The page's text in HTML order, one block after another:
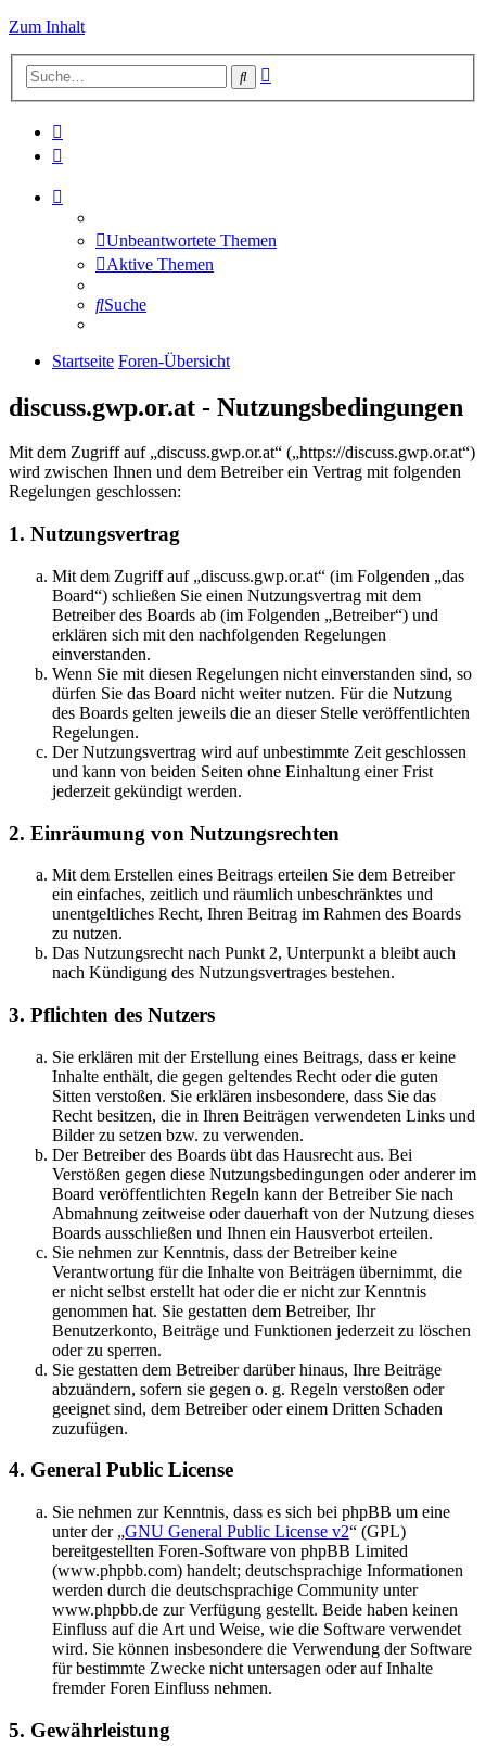
Zum Inhalt
Suche
Unbeantwortete Themen
Aktive Themen
Suche
Startseite Foren-Übersicht
discuss.gwp.or.at - Nutzungsbedingungen
Mit dem Zugriff auf „discuss.gwp.or.at“ („https://discuss.gwp.or.at“)
wird zwischen Ihnen und dem Betreiber ein Vertrag mit folgenden
Regelungen geschlossen:
1. Nutzungsvertrag
Mit dem Zugriff auf „discuss.gwp.or.at“ (im Folgenden „das
Board“) schließen Sie einen Nutzungsvertrag mit dem
Betreiber des Boards ab (im Folgenden „Betreiber“) und
erklären sich mit den nachfolgenden Regelungen
einverstanden.
Wenn Sie mit diesen Regelungen nicht einverstanden sind, so
dürfen Sie das Board nicht weiter nutzen. Für die Nutzung
des Boards gelten jeweils die an dieser Stelle veröffentlichten
Regelungen.
Der Nutzungsvertrag wird auf unbestimmte Zeit geschlossen
und kann von beiden Seiten ohne Einhaltung einer Frist
jederzeit gekündigt werden.
2. Einräumung von Nutzungsrechten
Mit dem Erstellen eines Beitrags erteilen Sie dem Betreiber
ein einfaches, zeitlich und räumlich unbeschränktes und
unentgeltliches Recht, Ihren Beitrag im Rahmen des Boards
zu nutzen.
Das Nutzungsrecht nach Punkt 2, Unterpunkt a bleibt auch
nach Kündigung des Nutzungsvertrages bestehen.
3. Pflichten des Nutzers
Sie erklären mit der Erstellung eines Beitrags, dass er keine
Inhalte enthält, die gegen geltendes Recht oder die guten
Sitten verstoßen. Sie erklären insbesondere, dass Sie das
Recht besitzen, die in Ihren Beiträgen verwendeten Links und
Bilder zu setzen bzw. zu verwenden.
Der Betreiber des Boards übt das Hausrecht aus. Bei
Verstößen gegen diese Nutzungsbedingungen oder anderer im
Board veröffentlichten Regeln kann der Betreiber Sie nach
Abmahnung zeitweise oder dauerhaft von der Nutzung dieses
Boards ausschließen und Ihnen ein Hausverbot erteilen.
Sie nehmen zur Kenntnis, dass der Betreiber keine
Verantwortung für die Inhalte von Beiträgen übernimmt, die
er nicht selbst erstellt hat oder die er nicht zur Kenntnis
genommen hat. Sie gestatten dem Betreiber, Ihr
Benutzerkonto, Beiträge und Funktionen jederzeit zu löschen
oder zu sperren.
Sie gestatten dem Betreiber darüber hinaus, Ihre Beiträge
abzuändern, sofern sie gegen o. g. Regeln verstoßen oder
geeignet sind, dem Betreiber oder einem Dritten Schaden
zuzufügen.
4. General Public License
Sie nehmen zur Kenntnis, dass es sich bei phpBB um eine
unter der „GNU General Public License v2“ (GPL)
bereitgestellten Foren-Software von phpBB Limited
(www.phpbb.com) handelt; deutschsprachige Informationen
werden durch die deutschsprachige Community unter
www.phpbb.de zur Verfügung gestellt. Beide haben keinen
Einfluss auf die Art und Weise, wie die Software verwendet
wird. Sie können insbesondere die Verwendung der Software
für bestimmte Zwecke nicht untersagen oder auf Inhalte
fremder Foren Einfluss nehmen.
5. Gewährleistung